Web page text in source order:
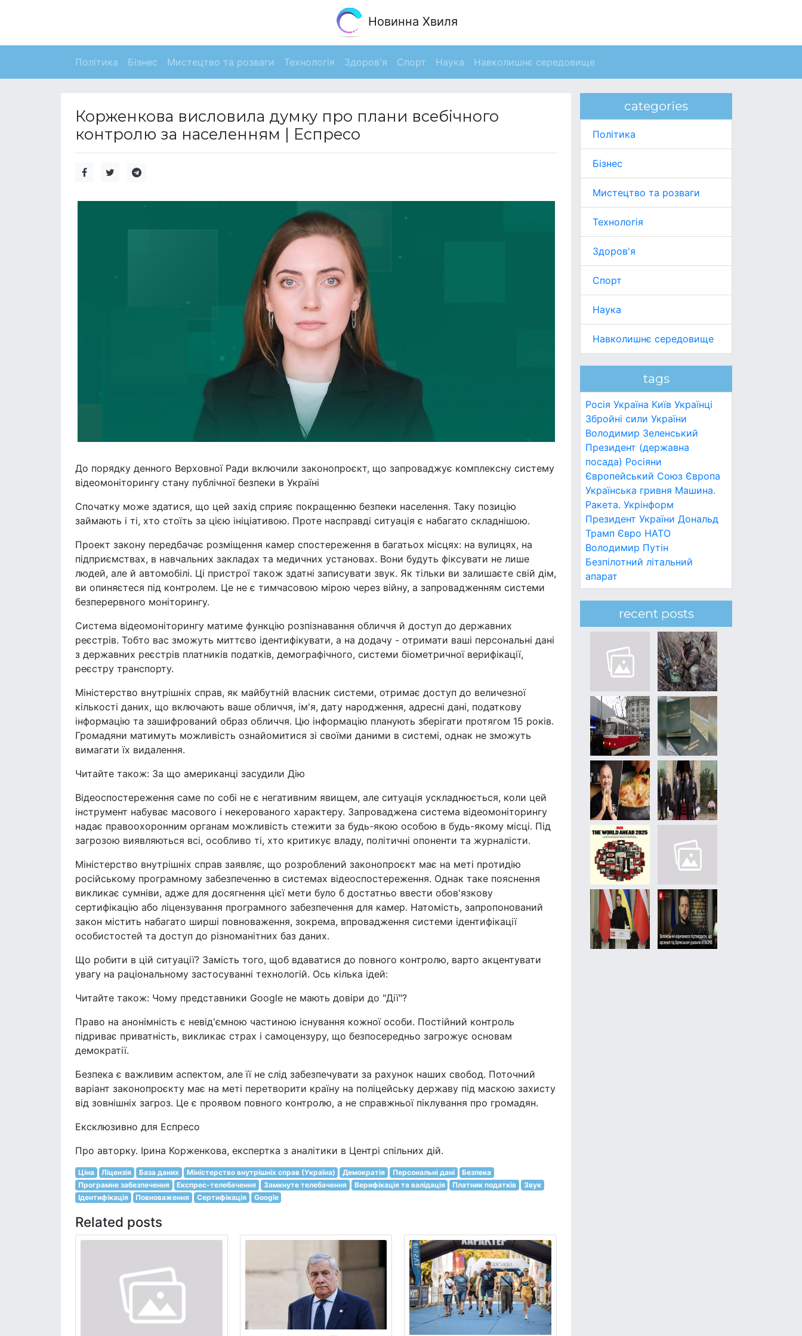
Новинна Хвиля
Політика Бізнес Мистецтво та розваги Технологія Здоров'я Спорт Наука Навколишнє середовище
Корженкова висловила думку про плани всебічного
контролю за населенням | Еспресо
До порядку денного Верховної Ради включили законопроєкт, що запроваджує комплексну систему
відеомоніторингу стану публічної безпеки в Україні
Спочатку може здатися, що цей захід сприяє покращенню безпеки населення. Таку позицію
займають і ті, хто стоїть за цією ініціативою. Проте насправді ситуація є набагато складнішою.
Проект закону передбачає розміщення камер спостереження в багатьох місцях: на вулицях, на
підприємствах, в навчальних закладах та медичних установах. Вони будуть фіксувати не лише
людей, але й автомобілі. Ці пристрої також здатні записувати звук. Як тільки ви залишаєте свій дім,
ви опиняєтеся під контролем. Це не є тимчасовою мірою через війну, а запровадженням системи
безперервного моніторингу.
Система відеомоніторингу матиме функцію розпізнавання обличчя й доступ до державних
реєстрів. Тобто вас зможуть миттєво ідентифікувати, а на додачу - отримати ваші персональні дані
з державних реєстрів платників податків, демографічного, системи біометричної верифікації,
реєстру транспорту.
Міністерство внутрішніх справ, як майбутній власник системи, отримає доступ до величезної
кількості даних, що включають ваше обличчя, ім'я, дату народження, адресні дані, податкову
інформацію та зашифрований образ обличчя. Цю інформацію планують зберігати протягом 15 років.
Громадяни матимуть можливість ознайомитися зі своїми даними в системі, однак не зможуть
вимагати їх видалення.
Читайте також: За що американці засудили Дію
Відеоспостереження саме по собі не є негативним явищем, але ситуація ускладнюється, коли цей
інструмент набуває масового і некерованого характеру. Запроваджена система відеомоніторингу
надає правоохоронним органам можливість стежити за будь-якою особою в будь-якому місці. Під
загрозою виявляються всі, особливо ті, хто критикує владу, політичні опоненти та журналісти.
Міністерство внутрішніх справ заявляє, що розроблений законопроєкт має на меті протидію
російському програмному забезпеченню в системах відеоспостереження. Однак таке пояснення
викликає сумніви, адже для досягнення цієї мети було б достатньо ввести обов'язкову
сертифікацію або ліцензування програмного забезпечення для камер. Натомість, запропонований
закон містить набагато ширші повноваження, зокрема, впровадження системи ідентифікації
особистостей та доступ до різноманітних баз даних.
Що робити в цій ситуації? Замість того, щоб вдаватися до повного контролю, варто акцентувати
увагу на раціональному застосуванні технологій. Ось кілька ідей:
Читайте також: Чому представники Google не мають довіри до "Дії"?
Право на анонімність є невід'ємною частиною існування кожної особи. Постійний контроль
підриває приватність, викликає страх і самоцензуру, що безпосередньо загрожує основам
демократії.
Безпека є важливим аспектом, але її не слід забезпечувати за рахунок наших свобод. Поточний
варіант законопроєкту має на меті перетворити країну на поліцейську державу під маскою захисту
від зовнішніх загроз. Це є проявом повного контролю, а не справжньої піклування про громадян.
Ексклюзивно для Еспресо
Про авторку. Ірина Корженкова, експертка з аналітики в Центрі спільних дій.
Ціна Ліцензія База даних Міністерство внутрішніх справ (Україна) Демократія Персональні дані
Безпека
Програмне забезпечення
Експрес-телебачення Замкнуте телебачення Верифікація та валідація Платник податків
Звук
Ідентифікація
Повноваження Сертифікація Google
Related posts
categories
Політика
Бізнес
Мистецтво та розваги
Технологія
Здоров'я
Спорт
Наука
Навколишнє середовище
tags
Росія Україна Київ Українці
Збройні сили України
Володимир Зеленський
Президент (державна
посада) Росіяни
Європейський Союз Європа
Українська гривня Машина.
Ракета. Укрінформ
Президент України Дональд
Трамп Євро НАТО
Володимир Путін
Безпілотний літальний
апарат
recent posts